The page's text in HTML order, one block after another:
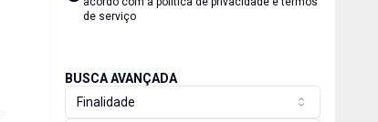
de serviço
BUSCA AVANÇADA
Finalidade